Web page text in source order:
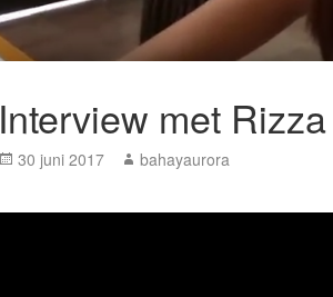
Interview met Rizza
Posted
30 juni 2017 Author
bahayaurora